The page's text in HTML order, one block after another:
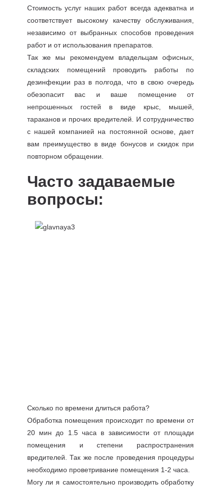
Стоимость услуг наших работ всегда адекватна и
соответствует высокому качеству обслуживания,
независимо от выбранных способов проведения
работ и от использования препаратов.
Так же мы рекомендуем владельцам офисных,
складских помещений проводить работы по
дезинфекции раз в полгода, что в свою очередь
обезопасит вас и ваше помещение от
непрошенных гостей в виде крыс, мышей,
тараканов и прочих вредителей. И сотрудничество
с нашей компанией на постоянной основе, дает
вам преимущество в виде бонусов и скидок при
повторном обращении.
Часто задаваемые
вопросы:
Сколько по времени длиться работа?
Обработка помещения происходит по времени от
20 мин до 1.5 часа в зависимости от площади
помещения и степени распространения
вредителей. Так же после проведения процедуры
необходимо проветривание помещения 1-2 часа.
Могу ли я самостоятельно производить обработку